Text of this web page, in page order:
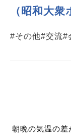
（昭和大衆
#その他#交流#
朝晩の気温の差